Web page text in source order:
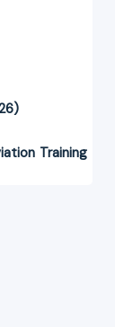
Training